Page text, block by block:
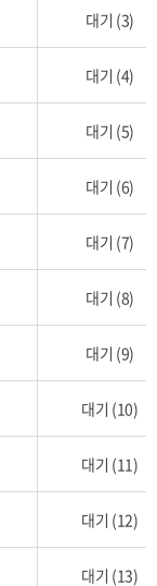
대기 (3)
대기 (4)
대기 (5)
대기 (6)
대기 (7)
대기 (8)
대기 (9)
대기 (10)
대기 (11)
대기 (12)
대기 (13)